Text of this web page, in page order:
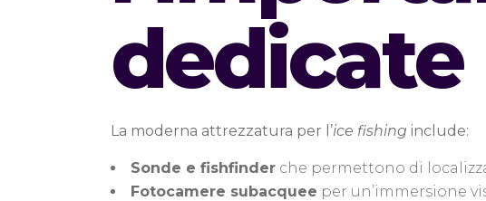
dedicate
La moderna attrezzatura per l’ice fishing include:
Sonde e fishfinder che permettono di
Fotocamere subacquee per un’immersione